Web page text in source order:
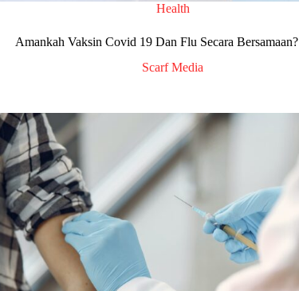
Health
Amankah Vaksin Covid 19 Dan Flu Secara Bersamaan?
Scarf Media